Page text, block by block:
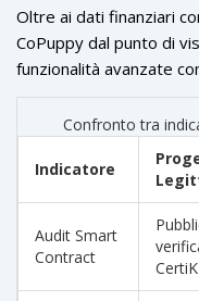
Oltre ai dati finanziari
CoPuppy dal punto di
funzionalità avanzate
Finance" e un
Card). Tuttavia,
Confronto tra
Indicatore
Audit Smart
Contract